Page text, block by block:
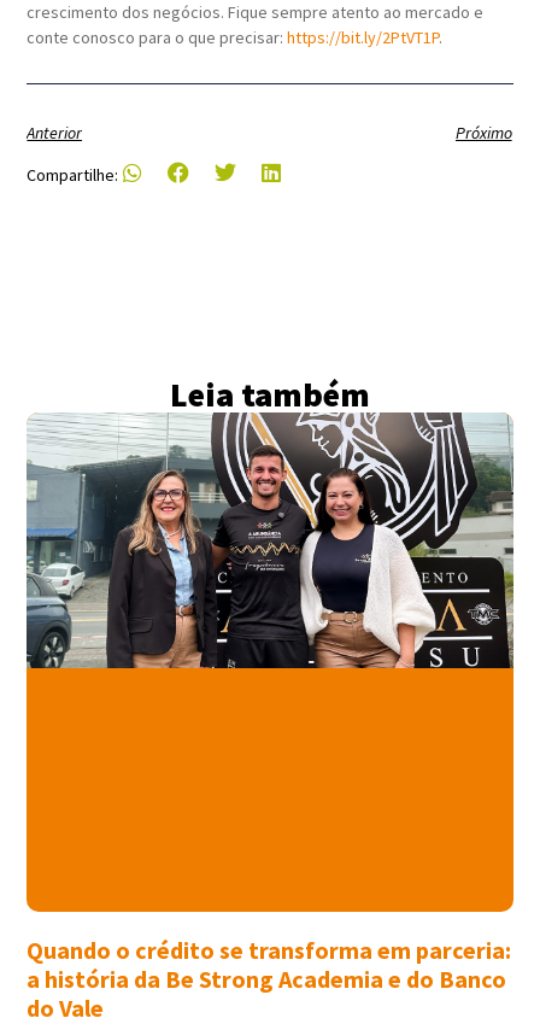
crescimento dos negócios. Fique sempre atento ao mercado e
conte conosco para o que precisar:https://bit.ly/2PtVT1P.
Anterior
Próximo
Compartilhe:
Leia também
Quando o crédito se transforma em parceria:
a história da Be Strong Academia e do Banco
do Vale